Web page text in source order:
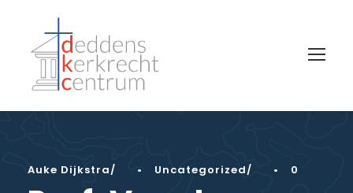
Auke Dijkstra • Uncategorized • 0